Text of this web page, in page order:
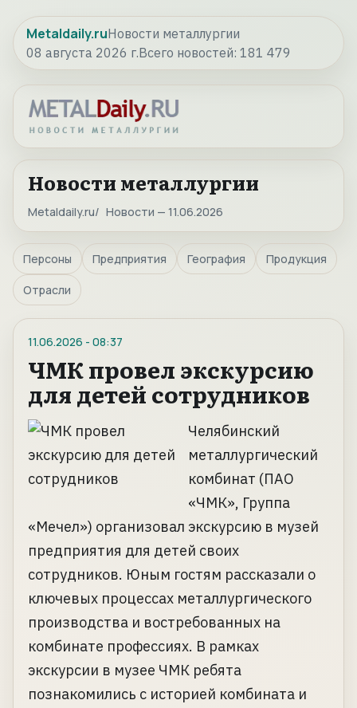
Metaldaily.ruНовости металлургии
08 августа 2026 г.Всего новостей: 181 479
Новости металлургии
Metaldaily.ru Новости — 11.06.2026
Персоны Предприятия География Продукция
Отрасли
11.06.2026 - 08:37
ЧМК провел экскурсию
для детей сотрудников
Челябинский
металлургический
комбинат (ПАО
«ЧМК», Группа
«Мечел») организовал экскурсию в музей
предприятия для детей своих
сотрудников. Юным гостям рассказали о
ключевых процессах металлургического
производства и востребованных на
комбинате профессиях. В рамках
экскурсии в музее ЧМК ребята
познакомились с историей комбината и